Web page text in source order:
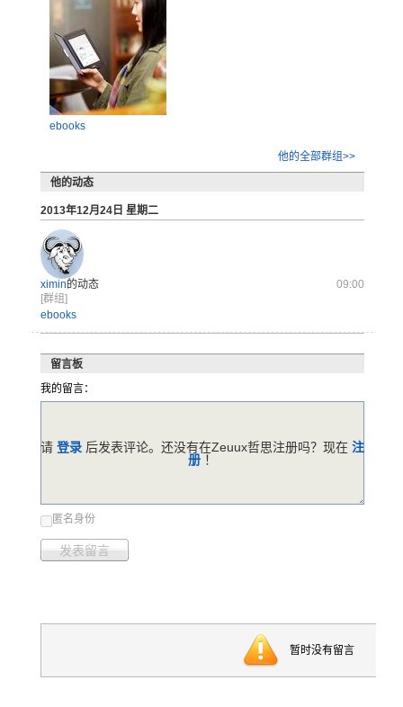
ebooks
他的全部群组>>
他的动态
2013年12月24日 星期二
ximin的动态
09:00
[群组]
ebooks
留言板
我的留言：
匿名身份
发表留言
请 登录 后发表评论。还没有在Zeuux哲思注册吗？现在 注
册 ！
暂时没有留言